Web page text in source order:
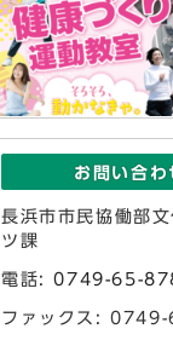
お問い合わ
長浜市市民協働部文
ツ課
電話:0749-65-
ファックス: